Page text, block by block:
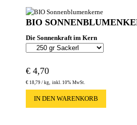
BIO
Die Sonnenkraft im Kern
€ 4,70
€18,79 / kg inkl. 10% MwSt.
IN DEN WARENKORB